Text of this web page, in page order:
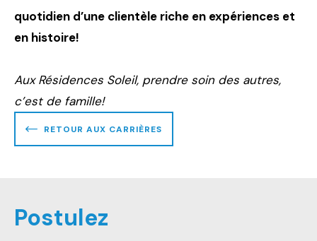
quotidien d’une clientèle riche en expériences et
en histoire!
Aux Résidences Soleil, prendre soin des autres,
c’est de famille!
RETOUR AUX CARRIÈRES
Postulez